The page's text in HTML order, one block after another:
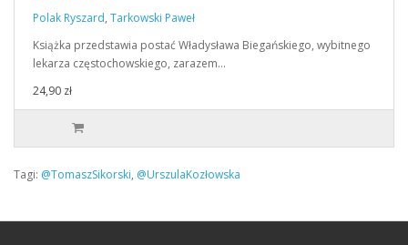
Polak Ryszard, Tarkowski Paweł
Książka przedstawia postać Władysława Biegańskiego, wybitnego
lekarza częstochowskiego, zarazem…
24,90 zł
Tagi: @TomaszSikorski, @UrszulaKozłowska